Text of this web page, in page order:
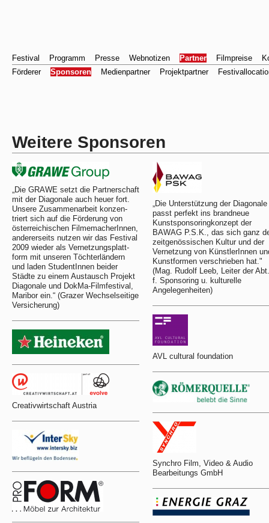
Festival Programm Presse Webnotizen Partner Filmpreise
Förderer
Sponsoren Medienpartner Projektpartner
Weitere Sponsoren
„Die GRAWE setzt die Partnerschaft
mit der Diagonale auch heuer fort.
Unsere Zusammenarbeit konzen-
triert sich auf die Förderung von
österreichischen FilmemacherInnen,
andererseits nutzen wir das Festival
2009 wieder als Vernetzungsplatt-
form mit unseren Töchterländern
und laden StudentInnen beider
Städte zu einem Austausch Projekt
Diagonale und DokMa-Filmfestival,
Maribor ein.“ (Grazer Wechselseitige
Versicherung)
Creativwirtschaft Austria
„Die Unterstützung der Diagonale
passt perfekt ins brandneue
Kunstsponsoringkonzept der
BAWAG P.S.K., das sich ganz
zeitgenössischen Kultur und der
Vernetzung von KünstlerInnen
Kunstformen verschrieben hat."
(Mag. Rudolf Leeb, Leiter der Abt.
f. Sponsoring u. kulturelle
Angelegenheiten)
AVL cultural foundation
Synchro Film, Video & Audio
Bearbeitungs GmbH